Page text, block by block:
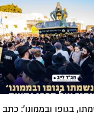
בגופו ובממונו': כתב